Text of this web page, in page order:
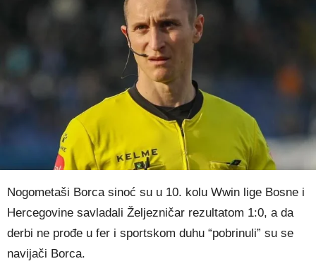
Nogometaši Borca sinoć su u 10. kolu Wwin lige Bosne i
Hercegovine savladali Željezničar rezultatom 1:0, a da
derbi ne prođe u fer i sportskom duhu “pobrinuli” su se
navijači Borca.